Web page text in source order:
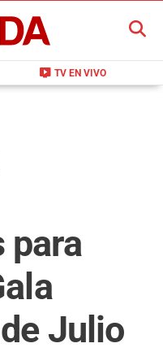
live_tv TV EN VIVO
BUSCAR
para
Julio